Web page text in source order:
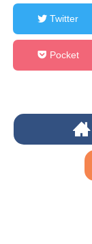
Twitter
Pocket